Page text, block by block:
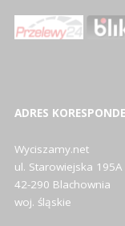
ADRES
Wyciszamy.net
ul. Starowiejska 195A
42-290 Blachownia
woj. śląskie